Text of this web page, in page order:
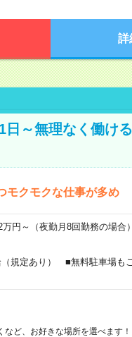
詳
日～無理なく働ける
モクモクな仕事が多め
円～（夜勤月8回勤務の場合）
規定あり） ■無料駐車場も
ど、お好きな場所を選べます！